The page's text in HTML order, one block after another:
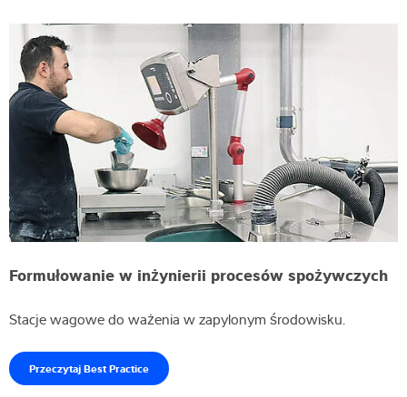
Formułowanie w inżynierii procesów spożywczych
Stacje wagowe do ważenia w zapylonym środowisku.
Przeczytaj Best Practice